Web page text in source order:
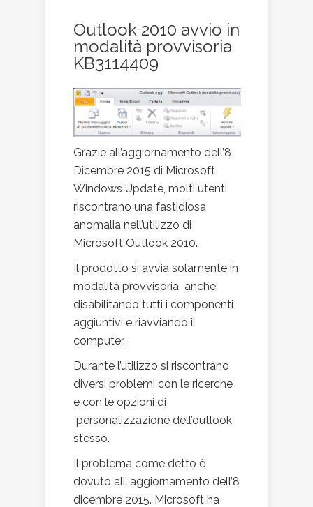
Outlook 2010 avvio in
modalità provvisoria
KB3114409
Grazie all’aggiornamento dell’8
Dicembre 2015 di Microsoft
Windows Update, molti utenti
riscontrano una fastidiosa
anomalia nell’utilizzo di
Microsoft Outlook 2010.
Il prodotto si avvia solamente in
modalità provvisoria anche
disabilitando tutti i componenti
aggiuntivi e riavviando il
computer.
Durante l’utilizzo si riscontrano
diversi problemi con le ricerche
e con le opzioni di
personalizzazione dell’outlook
stesso.
Il problema come detto è
dovuto all’ aggiornamento dell’8
dicembre 2015. Microsoft ha